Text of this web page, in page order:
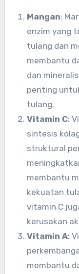
Mangan:
enzim yang
tulang dan
membantu
dan
penting
tulang.
Vitamin C:
sintesis
struktural
membantu
kekuatan
vitamin C
kerusakan
Vitamin A:
membantu